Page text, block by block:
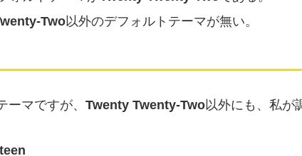
Two以外のデフォルトテーマが無い。
ーマですが、 Twenty Twenty-Two以外にも、私が